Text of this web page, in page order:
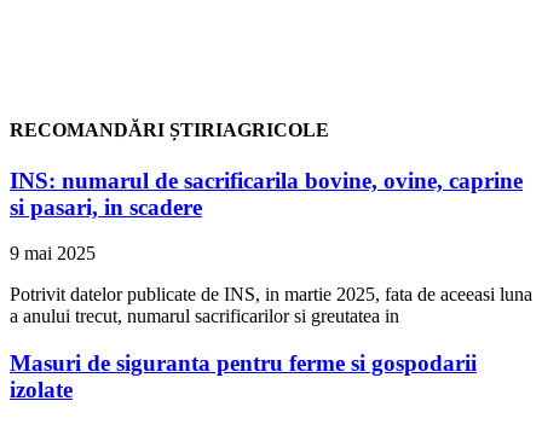
RECOMANDĂRI ȘTIRIAGRICOLE
INS: numarul de sacrificarila bovine, ovine, caprine
si pasari, in scadere
9 mai 2025
Potrivit datelor publicate de INS, in martie 2025, fata de aceeasi luna
a anului trecut, numarul sacrificarilor si greutatea in
Masuri de siguranta pentru ferme si gospodarii
izolate